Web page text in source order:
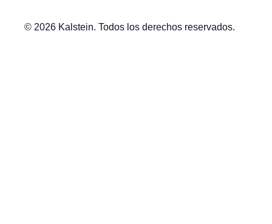
© 2026 Kalstein. Todos los derechos reservados.